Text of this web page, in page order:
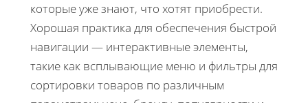
которые уже знают, что хотят приобрести.
Хорошая практика для обеспечения быстрой
навигации — интерактивные элементы,
такие как всплывающие меню и фильтры для
сортировки товаров по различным